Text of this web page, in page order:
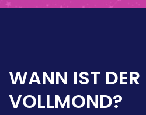
WANN IST
VOLLMOND?